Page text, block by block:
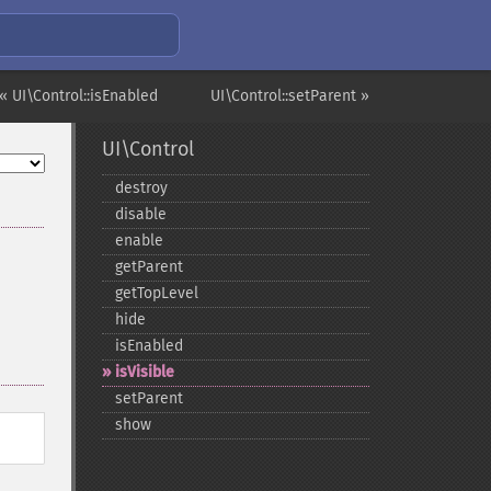
UI\Control::setParent »
« UI\Control::isEnabled
UI\Control
destroy
disable
enable
getParent
getTopLevel
hide
isEnabled
isVisible
setParent
show